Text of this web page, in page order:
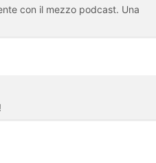
con il mezzo podcast. Una